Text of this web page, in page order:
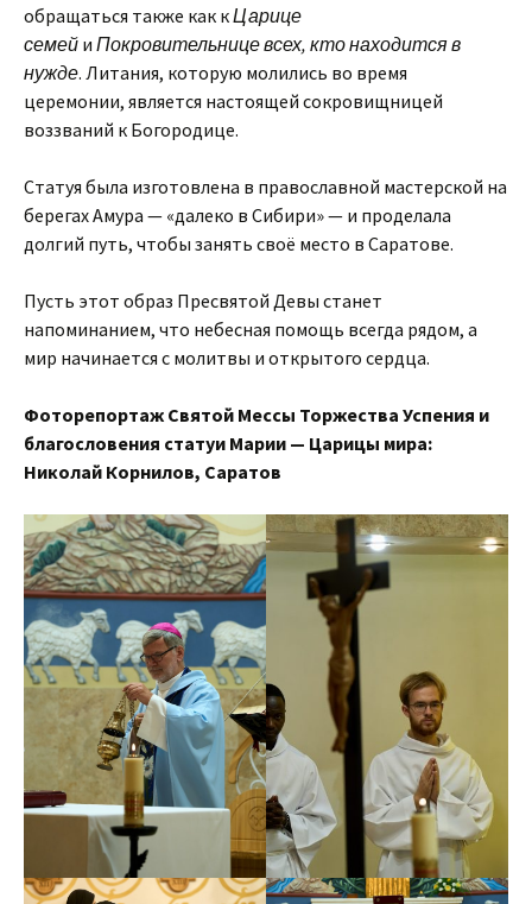
обращаться также как кЦарице
семей и Покровительнице всех, кто находится в
нужде. Литания, которую молились во время
церемонии, является настоящей сокровищницей
воззваний к Богородице.
Статуя была изготовлена в православной мастерской на
берегах Амура — «далеко в Сибири» — и проделала
долгий путь, чтобы занять своё место в Саратове.
Пусть этот образ Пресвятой Девы станет
напоминанием, что небесная помощь всегда рядом, а
мир начинается с молитвы и открытого сердца.
Фоторепортаж Святой Мессы Торжества Успения и
благословения статуи Марии — Царицы мира:
Николай Корнилов, Саратов